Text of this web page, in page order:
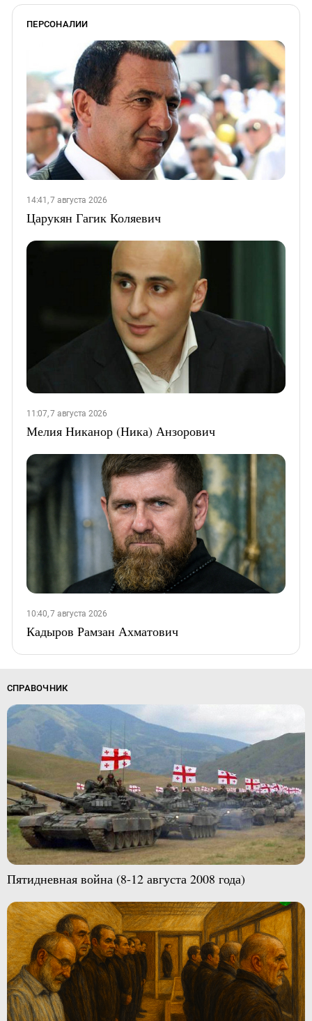
ПЕРСОНАЛИИ
14:41, 7 августа 2026
Царукян Гагик Коляевич
11:07, 7 августа 2026
Мелия Никанор (Ника) Анзорович
10:40, 7 августа 2026
Кадыров Рамзан Ахматович
СПРАВОЧНИК
Пятидневная война (8-12 августа 2008 года)